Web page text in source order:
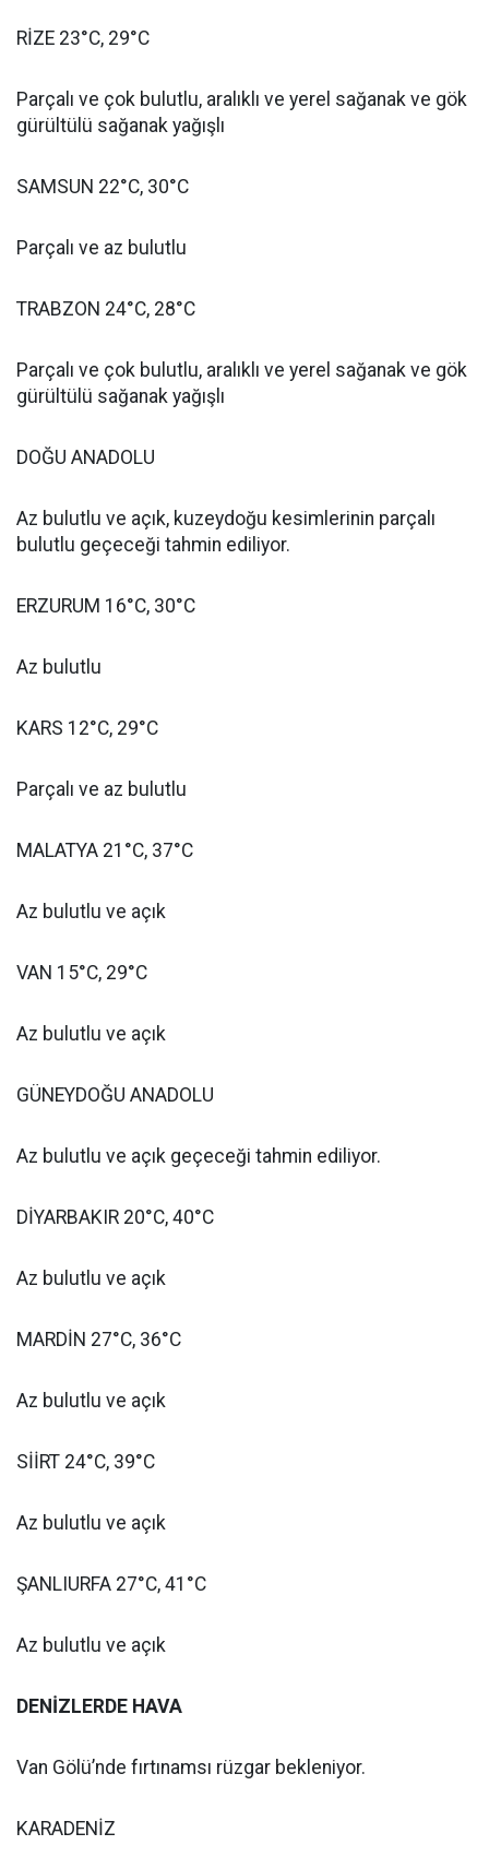
RİZE 23°C, 29°C
Parçalı ve çok bulutlu, aralıklı ve yerel sağanak ve gök
gürültülü sağanak yağışlı
SAMSUN 22°C, 30°C
Parçalı ve az bulutlu
TRABZON 24°C, 28°C
Parçalı ve çok bulutlu, aralıklı ve yerel sağanak ve gök
gürültülü sağanak yağışlı
DOĞU ANADOLU
Az bulutlu ve açık, kuzeydoğu kesimlerinin parçalı
bulutlu geçeceği tahmin ediliyor.
ERZURUM 16°C, 30°C
Az bulutlu
KARS 12°C, 29°C
Parçalı ve az bulutlu
MALATYA 21°C, 37°C
Az bulutlu ve açık
VAN 15°C, 29°C
Az bulutlu ve açık
GÜNEYDOĞU ANADOLU
Az bulutlu ve açık geçeceği tahmin ediliyor.
DİYARBAKIR 20°C, 40°C
Az bulutlu ve açık
MARDİN 27°C, 36°C
Az bulutlu ve açık
SİİRT 24°C, 39°C
Az bulutlu ve açık
ŞANLIURFA 27°C, 41°C
Az bulutlu ve açık
DENİZLERDE HAVA
Van Gölü’nde fırtınamsı rüzgar bekleniyor.
KARADENİZ